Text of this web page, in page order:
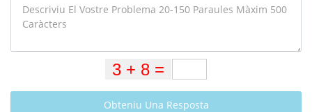
Obteniu Una Resposta